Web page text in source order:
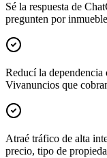
Sé la respuesta de
pregunten por
Reducí la
Vivanuncios que
Atraé tráfico de alta
precio, tipo de